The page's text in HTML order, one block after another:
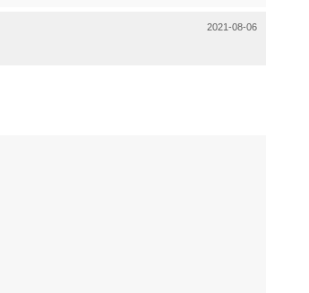
2021-08-06